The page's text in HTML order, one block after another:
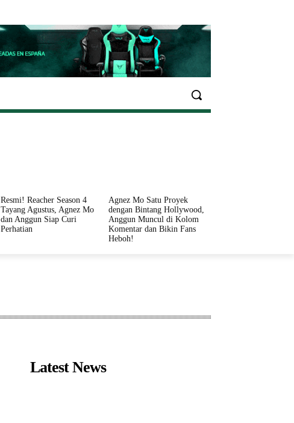
INFO SEHAT
Resmi! Reacher Season 4
Tayang Agustus, Agnez Mo
dan Anggun Siap Curi
Perhatian
Agnez Mo Satu Proyek
dengan Bintang Hollywood,
Anggun Muncul di Kolom
Komentar dan Bikin Fans
Heboh!
Latest News